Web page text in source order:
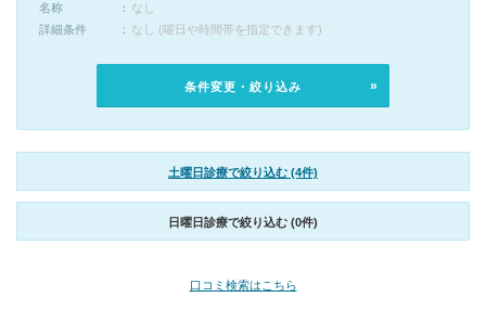
名称
なし
詳細条件
なし (曜日や時間帯を指定できます)
条件変更・絞り込み
土曜日診療で絞り込む (4件)
日曜日診療で絞り込む (0件)
口コミ検索はこちら